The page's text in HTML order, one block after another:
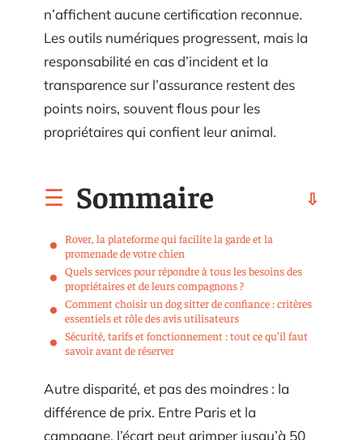
n’affichent aucune certification reconnue.
Les outils numériques progressent, mais la
responsabilité en cas d’incident et la
transparence sur l’assurance restent des
points noirs, souvent flous pour les
propriétaires qui confient leur animal.
Sommaire
Rover, la plateforme qui facilite la garde et la
promenade de votre chien
Quels services pour répondre à tous les besoins des
propriétaires et de leurs compagnons ?
Comment choisir un dog sitter de confiance : critères
essentiels et rôle des avis utilisateurs
Sécurité, tarifs et fonctionnement : tout ce qu’il faut
savoir avant de réserver
Autre disparité, et pas des moindres : la
différence de prix. Entre Paris et la
campagne, l’écart peut grimper jusqu’à 50